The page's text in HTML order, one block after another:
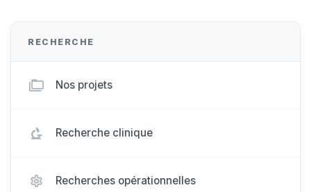
RECHERCHE
Nos projets
Recherche clinique
Recherches opérationnelles